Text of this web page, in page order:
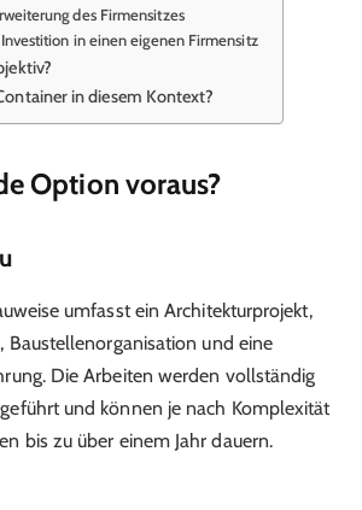
des Firmensitzes
in einen eigenen Firmensitz
in diesem Kontext?
Option voraus?
umfasst ein Architekturprojekt,
Baustellenorganisation und eine
Die Arbeiten werden vollständig
und können je nach Komplexität
bis zu über einem Jahr dauern.